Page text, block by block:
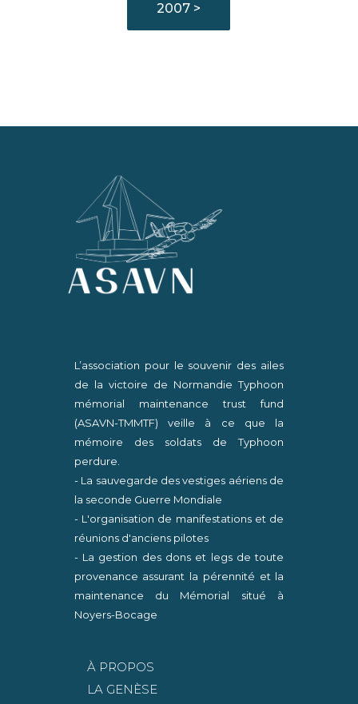
2007 >
L’association pour le souvenir des ailes
de la victoire de Normandie Typhoon
mémorial maintenance trust fund
(ASAVN-TMMTF) veille à ce que la
mémoire des soldats de Typhoon
perdure.
- La sauvegarde des vestiges aériens de
la seconde Guerre Mondiale
- L'organisation de manifestations et de
réunions d'anciens pilotes
- La gestion des dons et legs de toute
provenance assurant la pérennité et la
maintenance du Mémorial situé à
Noyers-Bocage
À PROPOS
LA GENÈSE